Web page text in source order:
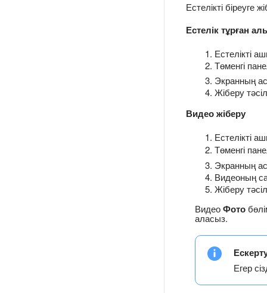
Естелікті біреуге
Естелік тұрған
Естелікті
Төменгі
Экранның
Жіберу
Видео жіберу
Естелікті
Төменгі
Экранның
Видеоның
Жіберу
ВидеоФото
аласыз.
Егер